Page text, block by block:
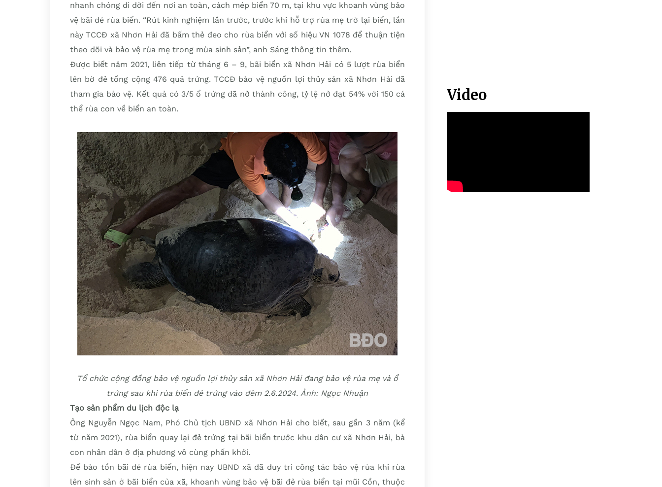
nhanh chóng di dời đến nơi an toàn, cách mép biển 70 m, tại khu vực khoanh vùng bảo
vệ bãi đẻ rùa biển. “Rút kinh nghiệm lần trước, trước khi hỗ trợ rùa mẹ trở lại biển, lần
này TCCĐ xã Nhơn Hải đã bấm thẻ đeo cho rùa biển với số hiệu VN 1078 để thuận tiện
theo dõi và bảo vệ rùa mẹ trong mùa sinh sản”, anh Sáng thông tin thêm.
Được biết năm 2021, liên tiếp từ tháng 6 – 9, bãi biển xã Nhơn Hải có 5 lượt rùa biển
lên bờ đẻ tổng cộng 476 quả trứng. TCCĐ bảo vệ nguồn lợi thủy sản xã Nhơn Hải đã
tham gia bảo vệ. Kết quả có 3/5 ổ trứng đã nở thành công, tỷ lệ nở đạt 54% với 150 cá
thể rùa con về biển an toàn.
Tổ chức cộng đồng bảo vệ nguồn lợi thủy sản xã Nhơn Hải đang bảo vệ rùa mẹ và ổ
trứng sau khi rùa biển đẻ trứng vào đêm 2.6.2024. Ảnh: Ngọc Nhuận
Tạo sản phẩm du lịch độc lạ
Ông Nguyễn Ngọc Nam, Phó Chủ tịch UBND xã Nhơn Hải cho biết, sau gần 3 năm (kể
từ năm 2021), rùa biển quay lại đẻ trứng tại bãi biển trước khu dân cư xã Nhơn Hải, bà
con nhân dân ở địa phương vô cùng phấn khởi.
Để bảo tồn bãi đẻ rùa biển, hiện nay UBND xã đã duy trì công tác bảo vệ rùa khi rùa
lên sinh sản ở bãi biển của xã, khoanh vùng bảo vệ bãi đẻ rùa biển tại mũi Cồn, thuộc
Video